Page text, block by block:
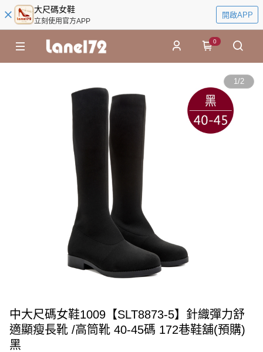
大尺碼女鞋
立刻使用官方APP
開啟APP
0
1/2
中大尺碼女鞋1009【SLT8873-5】針織彈力舒
適顯瘦長靴 /高筒靴 40-45碼 172巷鞋舖(預購)
黑